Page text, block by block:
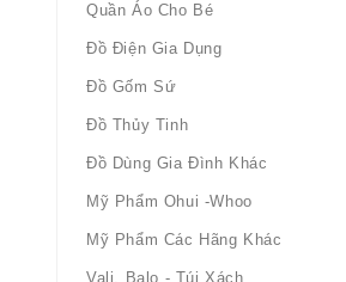
Quần Áo Cho Bé
Đồ Điện Gia Dụng
Đồ Gốm Sứ
Đồ Thủy Tinh
Đồ Dùng Gia Đình Khác
Mỹ Phẩm Ohui -whoo
Mỹ Phẩm Các Hãng Khác
Vali, Balo - Túi Xách